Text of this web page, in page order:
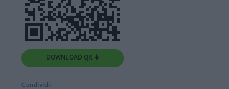
DOWNLOAD QR 🠋
Condividi: